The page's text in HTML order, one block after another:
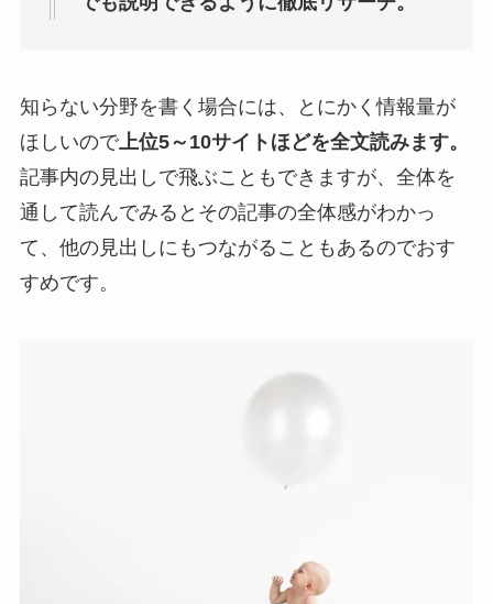
知らない分野を書く場合には、とにかく情報量が
ほしいので上位5～10サイトほどを全文読みます。
記事内の見出しで飛ぶこともできますが、全体を
通して読んでみるとその記事の全体感がわかっ
て、他の見出しにもつながることもあるのでおす
すめです。